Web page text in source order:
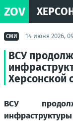
ZOV
СМИ 14 июня 2026,
ВСУ
Херсонской
ВСУ